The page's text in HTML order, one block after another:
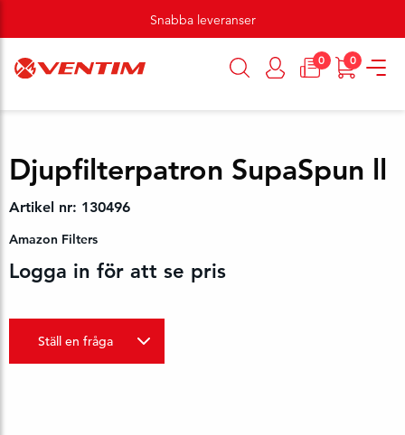
Snabba leveranser
0 0
Djupfilterpatron SupaSpun ll
Artikel nr: 130496
Amazon Filters
Logga in för att se pris
Ställ en fråga